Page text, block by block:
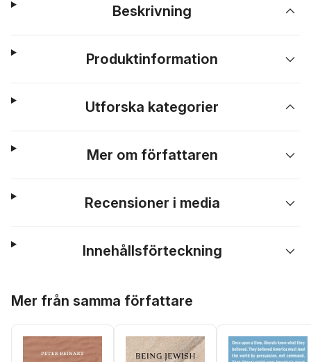
Beskrivning
Produktinformation
Utforska kategorier
Mer om författaren
Recensioner i media
Innehållsförteckning
Mer från samma författare